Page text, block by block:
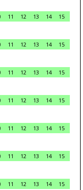
11 12 13 14
15
11 12 13 14
15
11 12 13 14
15
11 12 13 14
15
11 12 13 14
15
11 12 13 14
15
11 12 13 14
15